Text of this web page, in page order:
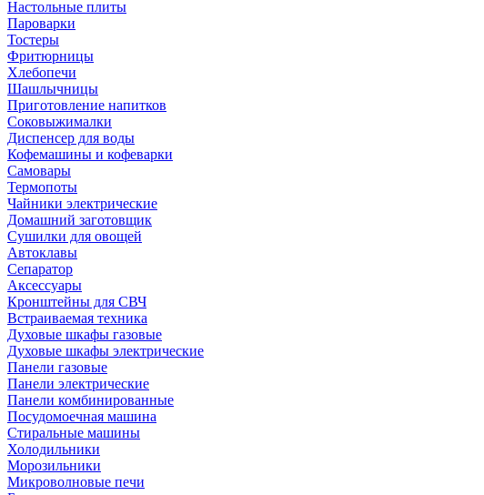
Настольные плиты
Пароварки
Тостеры
Фритюрницы
Хлебопечи
Шашлычницы
Приготовление напитков
Соковыжималки
Диспенсер для воды
Кофемашины и кофеварки
Самовары
Термопоты
Чайники электрические
Домашний заготовщик
Сушилки для овощей
Автоклавы
Сепаратор
Аксессуары
Кронштейны для СВЧ
Встраиваемая техника
Духовые шкафы газовые
Духовые шкафы электрические
Панели газовые
Панели электрические
Панели комбинированные
Посудомоечная машина
Стиральные машины
Холодильники
Морозильники
Микроволновые печи